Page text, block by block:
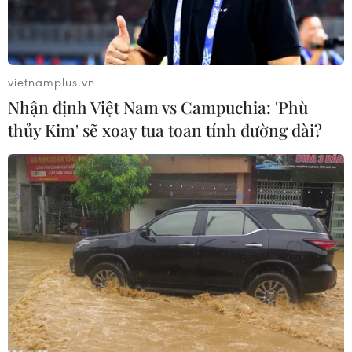
MV được quay ở nhiều địa điểm nổi tiếng như Hồ Gươm, Nhà
thờ lớn Hà Nội, Bưu điện Thành phố Hồ Chí Minh. (Ảnh cắt từ
clip)
Trang Facebook của Đại sứ quán Mỹ tại Hà Nội
vừa đăng tải video ca nhạc (MV) mang thông
điệp chúc Tết Nguyên đán ấn tượng từ Đại sứ
Daniel Kritenbrink.
vietnamplus.vn
Nhận định Việt Nam vs Campuchia: 'Phù
thủy Kim' sẽ xoay tua toan tính đường dài?